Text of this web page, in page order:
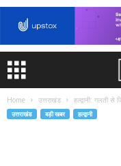
Home उत्तराखंड हल्द्वानी: गलती से
उत्तराखंड बड़ी खबर हल्द्वानी